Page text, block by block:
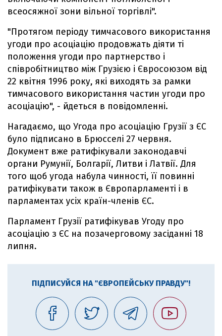
всеосяжної зони вільної торгівлі".
"Протягом періоду тимчасового використання
угоди про асоціацію продовжать діяти ті
положення угоди про партнерство і
співробітництво між Грузією і Євросоюзом від
22 квітня 1996 року, які виходять за рамки
тимчасового використання частин угоди про
асоціацію", - йдеться в повідомленні.
Нагадаємо, що Угода про асоціацію Грузії з ЄС
було підписано в Брюсселі 27 червня.
Документ вже ратифікували законодавчі
органи Румунії, Болгарії, Литви і Латвії. Для
того щоб угода набула чинності, її повинні
ратифікувати також в Європарламенті і в
парламентах усіх країн-членів ЄС.
Парламент Грузії ратифікував Угоду про
асоціацію з ЄС на позачерговому засіданні 18
липня.
ПІДПИСУЙСЯ НА "ЄВРОПЕЙСЬКУ ПРАВДУ"!